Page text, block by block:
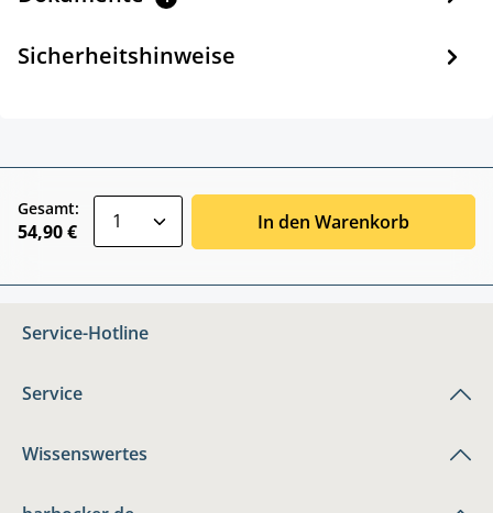
Sicherheitshinweise
Gesamt:
54,90 € In den Warenkorb
Service-Hotline
Service
Wissenswertes